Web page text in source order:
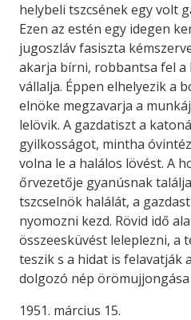
helybeli tszcsének egy volt
Ezen az estén egy idegen
jugoszláv fasiszta
akarja bírni, robbantsa fel a
vállalja. Éppen elhelyezik a
elnöke megzavarja a
lelövik. A gazdatiszt a
gyilkosságot, mintha
volna le a halálos lövést. A
őrvezetője gyanúsnak
tszcselnök halálát, a
nyomozni kezd. Rövid idő
összeesküvést leleplezni, a
teszik s a hidat is felavatják
dolgozó nép
1951. március 15.